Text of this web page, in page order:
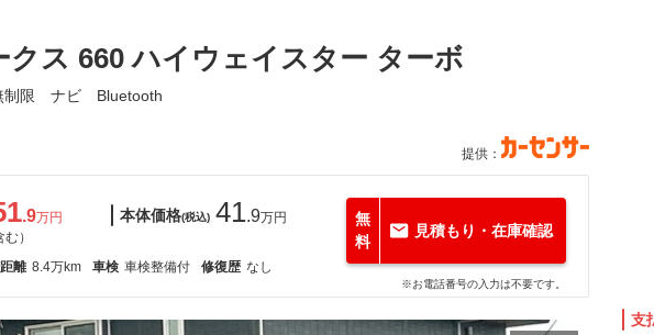
クス 660 ハイウェイスター ターボ
制限 ナビ Bluetooth
提供：
.9万円
）
本体価格(税込) 41.9万円
離 8.4万km 車検 車検整備付 修復歴 なし
無
料
見積もり・在庫確認
※お電話番号の入力は不要です。
支